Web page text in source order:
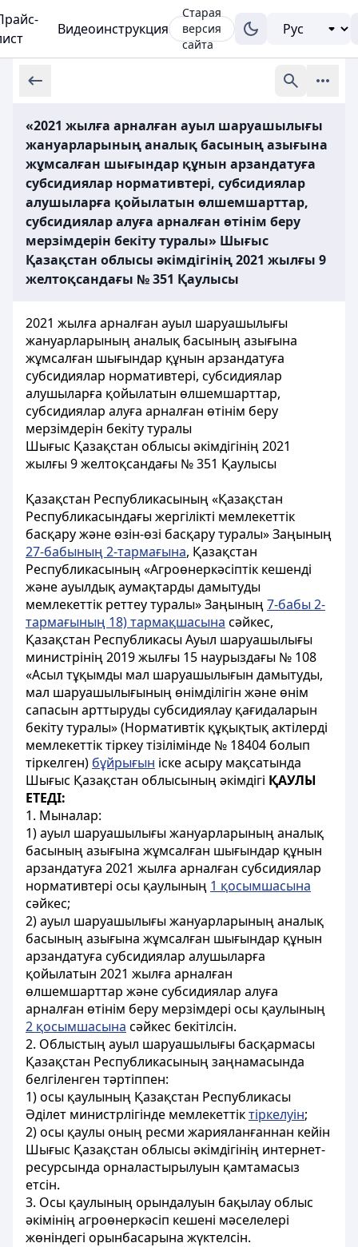
Видеоинструкция
Старая
версия
сайта
«2021 жылға арналған ауыл шаруашылығы
жануарларының аналық басының азығына
жұмсалған шығындар құнын арзандатуға
субсидиялар нормативтері, субсидиялар
алушыларға қойылатын өлшемшарттар,
субсидиялар алуға арналған өтінім беру
мерзімдерін бекіту туралы» Шығыс
Қазақстан облысы әкімдігінің 2021 жылғы 9
желтоқсандағы № 351 Қаулысы
2021 жылға арналған ауыл шаруашылығы
жануарларының аналық басының азығына
жұмсалған шығындар құнын арзандатуға
субсидиялар нормативтері, субсидиялар
алушыларға қойылатын өлшемшарттар,
субсидиялар алуға арналған өтінім беру
мерзімдерін бекіту туралы
Шығыс Қазақстан облысы әкімдігінің 2021
жылғы 9 желтоқсандағы № 351 Қаулысы
Қазақстан Республикасының «Қазақстан
Республикасындағы жергілікті мемлекеттік
басқару және өзін-өзі басқару туралы» Заңының
27-бабының 2-тармағына, Қазақстан
Республикасының «Агроөнеркәсіптік кешенді
және ауылдық аумақтарды дамытуды
мемлекеттік реттеу туралы» Заңының7-бабы 2-
тармағының 18) тармақшасына сәйкес,
Қазақстан Республикасы Ауыл шаруашылығы
министрінің 2019 жылғы 15 наурыздағы № 108
«Асыл тұқымды мал шаруашылығын дамытуды,
мал шаруашылығының өнімділігін және өнім
сапасын арттыруды субсидиялау қағидаларын
бекіту туралы» (Нормативтік құқықтық актілерді
мемлекеттік тіркеу тізілімінде № 18404 болып
тіркелген) бұйрығын іске асыру мақсатында
Шығыс Қазақстан облысының әкімдігі ҚАУЛЫ
ЕТЕДІ:
1. Мыналар:
1) ауыл шаруашылығы жануарларының аналық
басының азығына жұмсалған шығындар құнын
арзандатуға 2021 жылға арналған субсидиялар
нормативтері осы қаулының 1 қосымшасына
сәйкес;
2) ауыл шаруашылығы жануарларының аналық
басының азығына жұмсалған шығындар құнын
арзандатуға субсидиялар алушыларға
қойылатын 2021 жылға арналған
өлшемшарттар және субсидиялар алуға
арналған өтінім беру мерзімдері осы қаулының
2 қосымшасына сәйкес бекітілсін.
2. Облыстың ауыл шаруашылығы басқармасы
Қазақстан Республикасының заңнамасында
белгіленген тәртіппен:
1) осы қаулының Қазақстан Республикасы
Әділет министрлігінде мемлекеттіктіркелуін;
2) осы қаулы оның ресми жарияланғаннан кейін
Шығыс Қазақстан облысы әкімдігінің интернет-
ресурсында орналастырылуын қамтамасыз
етсін.
3. Осы қаулының орындалуын бақылау облыс
әкімінің агроөнеркәсіп кешені мәселелері
жөніндегі орынбасарына жүктелсін.